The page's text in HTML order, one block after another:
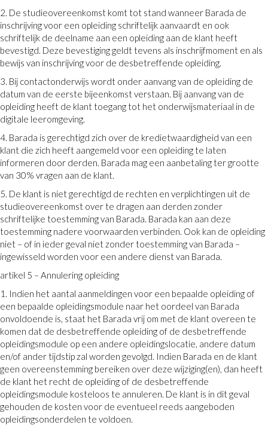
2. De studieovereenkomst komt tot stand wanneer Barada de
inschrijving voor een opleiding schriftelijk aanvaardt en ook
schriftelijk de deelname aan een opleiding aan de klant heeft
bevestigd. Deze bevestiging geldt tevens als inschrijfmoment en als
bewijs van inschrijving voor de desbetreffende opleiding.
3. Bij contactonderwijs wordt onder aanvang van de opleiding de
datum van de eerste bijeenkomst verstaan. Bij aanvang van de
opleiding heeft de klant toegang tot het onderwijsmateriaal in de
digitale leeromgeving.
4. Barada is gerechtigd zich over de kredietwaardigheid van een
klant die zich heeft aangemeld voor een opleiding te laten
informeren door derden. Barada mag een aanbetaling ter grootte
van 30% vragen aan de klant.
5. De klant is niet gerechtigd de rechten en verplichtingen uit de
studieovereenkomst over te dragen aan derden zonder
schriftelijke toestemming van Barada. Barada kan aan deze
toestemming nadere voorwaarden verbinden. Ook kan de opleiding
niet – of in ieder geval niet zonder toestemming van Barada –
ingewisseld worden voor een andere dienst van Barada.
artikel 5 – Annulering opleiding
1. Indien het aantal aanmeldingen voor een bepaalde opleiding of
een bepaalde opleidingsmodule naar het oordeel van Barada
onvoldoende is, staat het Barada vrij om met de klant overeen te
komen dat de desbetreffende opleiding of de desbetreffende
opleidingsmodule op een andere opleidingslocatie, andere datum
en/of ander tijdstip zal worden gevolgd. Indien Barada en de klant
geen overeenstemming bereiken over deze wijziging(en), dan heeft
de klant het recht de opleiding of de desbetreffende
opleidingsmodule kosteloos te annuleren. De klant is in dit geval
gehouden de kosten voor de eventueel reeds aangeboden
opleidingsonderdelen te voldoen.